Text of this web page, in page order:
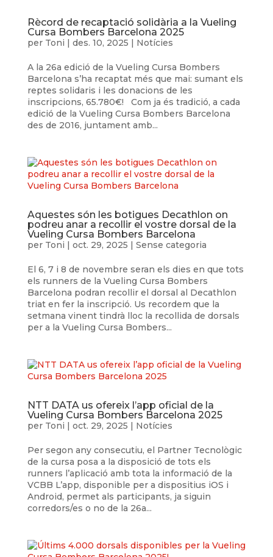
Rècord de recaptació solidària a la Vueling
Cursa Bombers Barcelona 2025
per Toni | des. 10, 2025 | Notícies
A la 26a edició de la Vueling Cursa Bombers
Barcelona s’ha recaptat més que mai: sumant els
reptes solidaris i les donacions de les
inscripcions, 65.780€! Com ja és tradició, a cada
edició de la Vueling Cursa Bombers Barcelona
des de 2016, juntament amb...
Aquestes són les botigues Decathlon on
podreu anar a recollir el vostre dorsal de la
Vueling Cursa Bombers Barcelona
per Toni | oct. 29, 2025 | Sense categoria
El 6, 7 i 8 de novembre seran els dies en que tots
els runners de la Vueling Cursa Bombers
Barcelona podran recollir el dorsal al Decathlon
triat en fer la inscripció. Us recordem que la
setmana vinent tindrà lloc la recollida de dorsals
per a la Vueling Cursa Bombers...
NTT DATA us ofereix l’app oficial de la
Vueling Cursa Bombers Barcelona 2025
per Toni | oct. 29, 2025 | Notícies
Per segon any consecutiu, el Partner Tecnològic
de la cursa posa a la disposició de tots els
runners l’aplicació amb tota la informació de la
VCBB L’app, disponible per a dispositius iOS i
Android, permet als participants, ja siguin
corredors/es o no de la 26a...